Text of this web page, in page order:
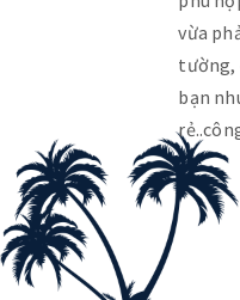
vừa
tường,
bạn